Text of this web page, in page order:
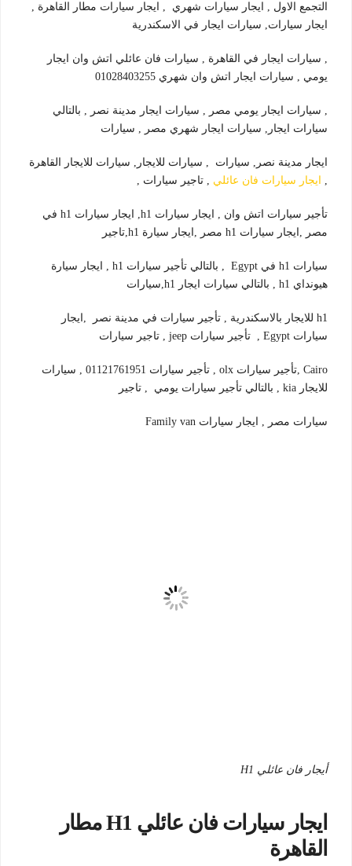
التجمع الاول , ايجار سيارات شهري , ايجار سيارات مطار القاهرة ,
ايجار سيارات, سيارات ايجار في الاسكندرية
, سيارات ايجار في القاهرة , سيارات فان عائلي اتش وان ايجار
يومي , سيارات ايجار اتش وان شهري 01028403255
, سيارات ايجار يومي مصر , سيارات ايجار مدينة نصر , بالتالي
سيارات ايجار, سيارات ايجار شهري مصر , سيارات
ايجار مدينة نصر, سيارات , سيارات للايجار, سيارات للايجار القاهرة
,
ايجار سيارات فان عائلي , تاجير سيارات ,
تأجير سيارات اتش وان , ايجار سيارات h1, ايجار سيارات h1 في
مصر ,ايجار سيارات h1 مصر ,ايجار سيارة h1,تاجير
سيارات h1 في Egypt , بالتالي تأجير سيارات h1 , ايجار سيارة
هيونداي h1 , بالتالي سيارات ايجار h1,سيارات
h1 للايجار بالاسكندرية , تأجير سيارات في مدينة نصر ,ايجار
سيارات Egypt , تأجير سيارات jeep , تاجير سيارات
Cairo ,تأجير سيارات olx , تأجير سيارات 01121761951 , سيارات
للايجار kia , بالتالي تأجير سيارات يومي , تاجير
سيارات مصر , ايجار سيارات Family van
أيجار فان عائلي H1
ايجار سيارات فان عائلي H1 مطار
القاهرة